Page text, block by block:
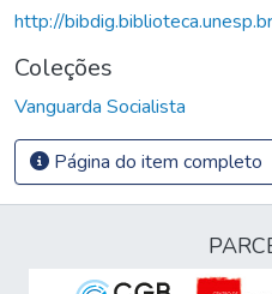
http://
Coleções
Vanguarda Socialista
Página do item completo